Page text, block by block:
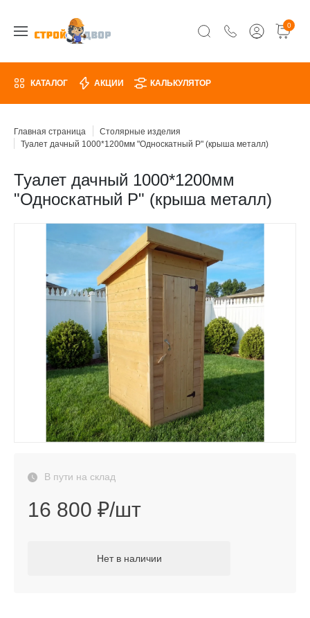
0
КАТАЛОГ АКЦИИ КАЛЬКУЛЯТОР
Главная страница
Столярные изделия
Туалет дачный 1000*1200мм "Односкатный Р" (крыша металл)
Туалет дачный 1000*1200мм
"Односкатный Р" (крыша металл)
В пути на склад
16 800 ₽/шт
Нет в наличии